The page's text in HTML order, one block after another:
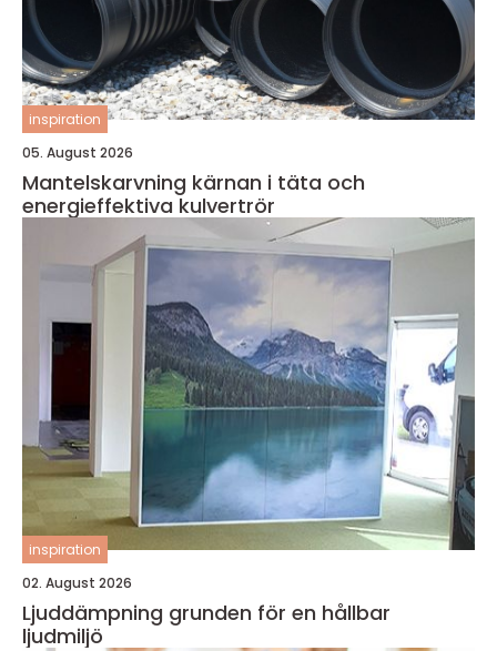
inspiration
05. August 2026
Mantelskarvning kärnan i täta och
energieffektiva kulvertrör
inspiration
02. August 2026
Ljuddämpning grunden för en hållbar
ljudmiljö